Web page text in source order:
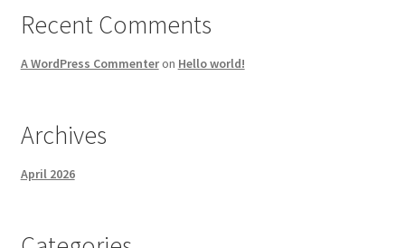
Recent Comments
A WordPress Commenteron Hello world!
Archives
April 2026